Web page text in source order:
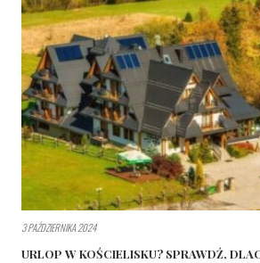
3 PAŹDZIERNIKA 2024
URLOP W KOŚCIELISKU? SPRAWDŹ,